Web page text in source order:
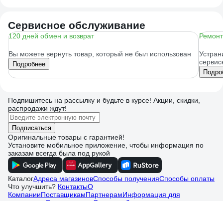
Сервисное обслуживание
120 дней обмен и возврат
Вы можете вернуть товар, который не был использован
Подробнее
Подпишитесь на рассылку и будьте в курсе! Акции, скидки,
распродажи ждут!
Подписаться
Оригинальные товары с гарантией!
Установите мобильное приложение, чтобы информация по
заказам всегда была под рукой
КаталогАдреса магазиновСпособы полученияСпособы оплаты
Что улучшить? КонтактыО
КомпанииПоставщикамПартнерамИнформация для